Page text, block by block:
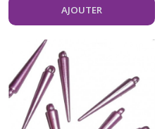
AJOUTER